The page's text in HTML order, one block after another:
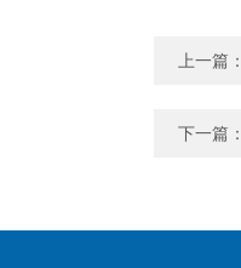
上一篇
下一篇